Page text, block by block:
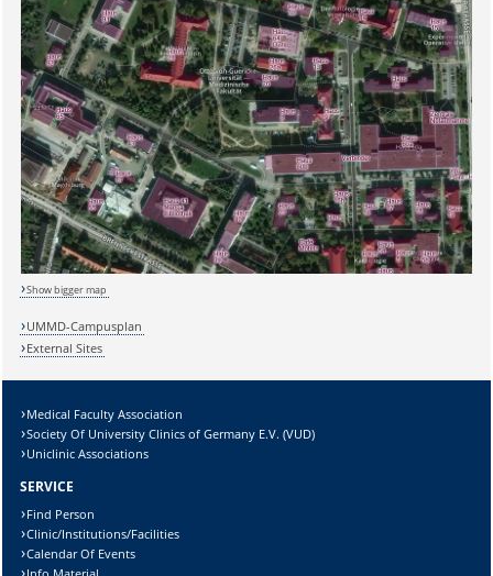
Sicherheitsabfrage:
Show bigger map
UMMD-Campusplan
External Sites
Medical Faculty Association
Society Of University Clinics of Germany E.V. (VUD)
Uniclinic Associations
SERVICE
Find Person
Clinic/Institutions/Facilities
Calendar Of Events